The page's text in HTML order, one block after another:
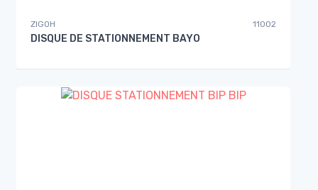
ZIGOH 11002
DISQUE DE STATIONNEMENT BAYO